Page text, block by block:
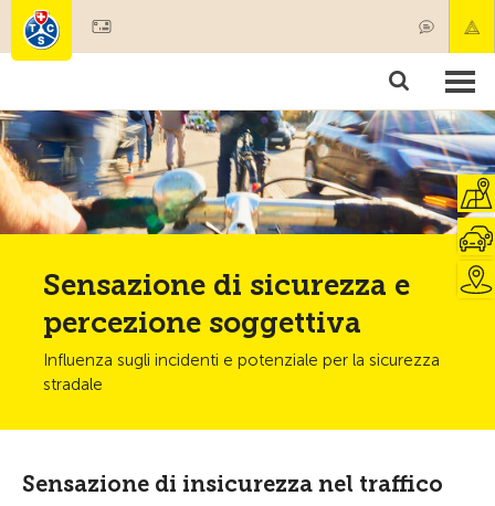
Societariato & prestazioni
Test, sicurezza & salute
Sensazione di sicurezza e
percezione soggettiva
Influenza sugli incidenti e potenziale per la sicurezza
stradale
Sensazione di insicurezza nel traffico